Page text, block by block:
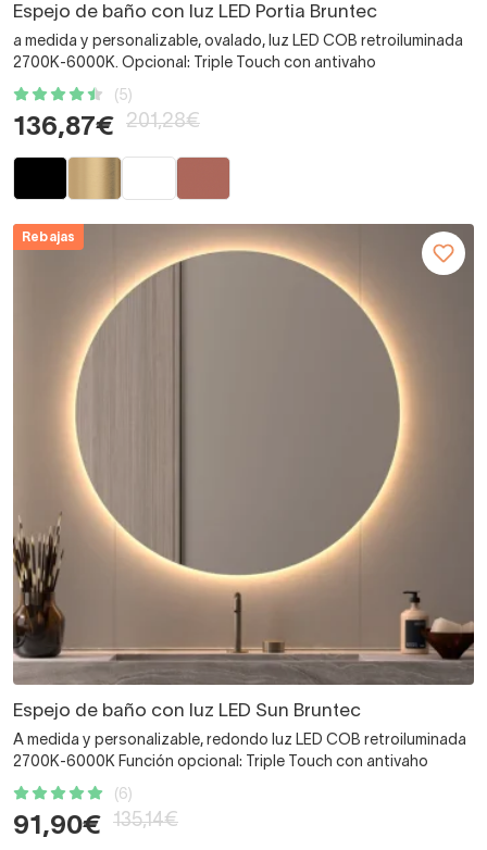
Espejo de baño con luz LED Portia Bruntec
a medida y personalizable, ovalado, luz LED COB retroiluminada
2700K-6000K. Opcional: Triple Touch con antivaho
(5)
136,87€ 201,28€
Rebajas
Espejo de baño con luz LED Sun Bruntec
A medida y personalizable, redondo luz LED COB retroiluminada
2700K-6000K Función opcional: Triple Touch con antivaho
(6)
91,90€ 135,14€